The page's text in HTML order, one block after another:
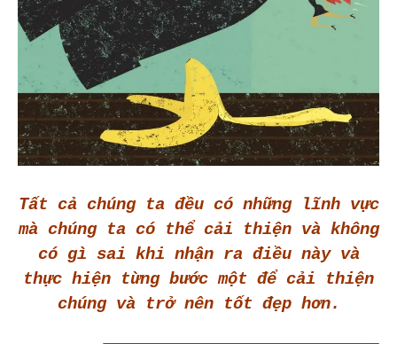
Tất cả chúng ta đều có những lĩnh vực
mà chúng ta có thể cải thiện và không
có gì sai khi nhận ra điều này và
thực hiện từng bước một để cải thiện
chúng và trở nên tốt đẹp hơn.